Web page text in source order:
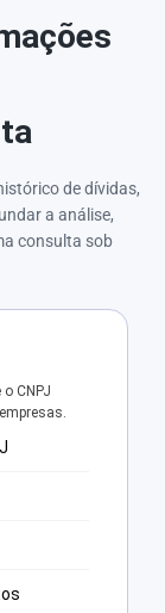
de dívidas,
a análise,
consulta sob
CNPJ